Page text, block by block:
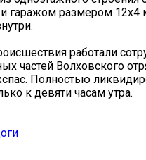
гаражом размером 12х4
работали
частей Волховского
Полностью
к девяти часам утра.